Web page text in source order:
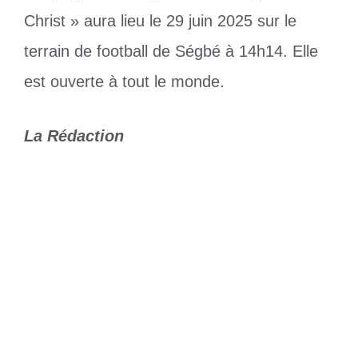
Christ » aura lieu le 29 juin 2025 sur le
terrain de football de Ségbé à 14h14. Elle
est ouverte à tout le monde.
La Rédaction